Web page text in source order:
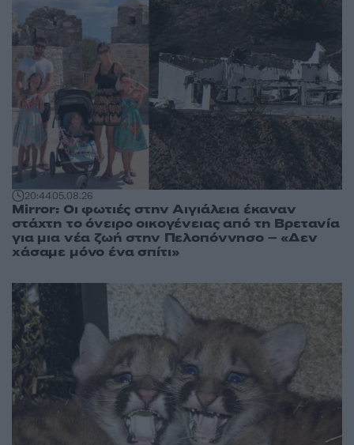
20:4405.08.26
Mirror: Οι φωτιές στην Αιγιάλεια έκαναν
στάχτη το όνειρο οικογένειας από τη Βρετανία
για μια νέα ζωή στην Πελοπόννησο – «Δεν
χάσαμε μόνο ένα σπίτι»